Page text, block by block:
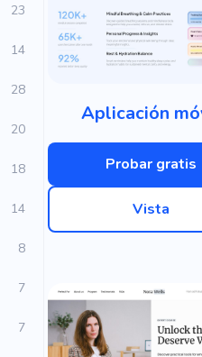
23
14
28
20
18
14
8
7
7
Aplicación
Probar gratis
Vista